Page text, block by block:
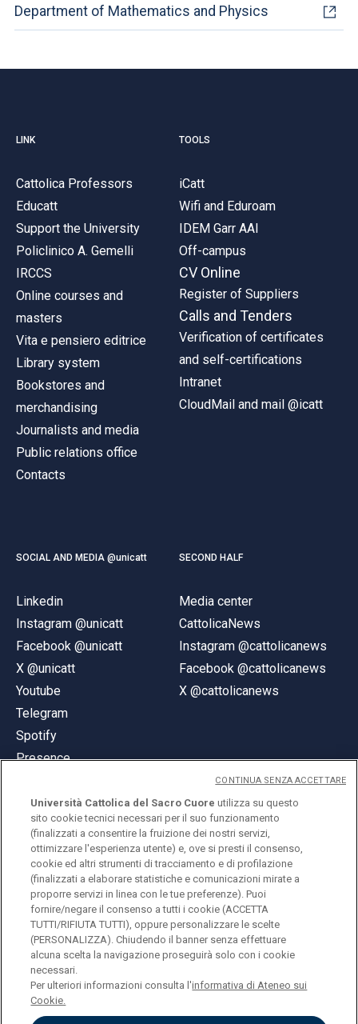
Department of Mathematics and Physics
LINK
Cattolica Professors
Educatt
Support the University
Policlinico A. Gemelli
IRCCS
Online courses and
masters
Vita e pensiero editrice
Library system
Bookstores and
merchandising
Journalists and media
Public relations office
Contacts
TOOLS
iCatt
Wifi and Eduroam
IDEM Garr AAI
Off-campus
CV Online
Register of Suppliers
Calls and Tenders
Verification of certificates
and self-certifications
Intranet
CloudMail and mail @icatt
SOCIAL AND MEDIA @unicatt
Linkedin
Instagram @unicatt
Facebook @unicatt
X @unicatt
Youtube
Telegram
Spotify
Presence
SECOND HALF
Media center
CattolicaNews
Instagram @cattolicanews
Facebook @cattolicanews
X @cattolicanews
© Università Cattolica del Sacro Cuore
Largo A. Gemelli 1, 20123 Milan
PI 02133120150
ENGLISH
Università Cattolica del Sacro Cuore utilizza su questo
sito cookie tecnici necessari per il suo funzionamento
(finalizzati a consentire la fruizione dei nostri servizi,
ottimizzare l'esperienza utente) e, ove si presti il consenso,
cookie ed altri strumenti di tracciamento e di profilazione
(finalizzati a elaborare statistiche e comunicazioni mirate a
proporre servizi in linea con le tue preferenze). Puoi
fornire/negare il consenso a tutti i cookie (ACCETTA
TUTTI/RIFIUTA TUTTI), oppure personalizzare le scelte
(PERSONALIZZA). Chiudendo il banner senza effettuare
alcuna scelta la navigazione proseguirà solo con i cookie
necessari.
Per ulteriori informazioni consulta l'informativa di Ateneo sui
Cookie.
CONTINUA SENZA ACCETTARE